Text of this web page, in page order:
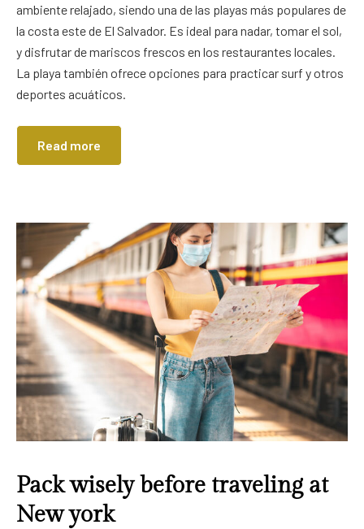
ambiente relajado, siendo una de las playas más populares de
la costa este de El Salvador. Es ideal para nadar, tomar el sol,
y disfrutar de mariscos frescos en los restaurantes locales.
La playa también ofrece opciones para practicar surf y otros
deportes acuáticos.
Read more
Pack wisely before traveling at
New york